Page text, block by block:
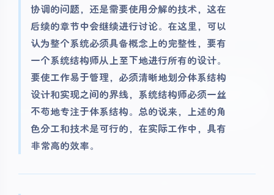
协调的问题，还是需要使用分解的技术，这在
后续的章节中会继续进行讨论。在这里，可以
认为整个系统必须具备概念上的完整性，要有
一个系统结构师从上至下地进行所有的设计。
要使工作易于管理，必须清晰地划分体系结构
设计和实现之间的界线，系统结构师必须一丝
不苟地专注于体系结构。总的说来，上述的角
色分工和技术是可行的，在实际工作中，具有
非常高的效率。